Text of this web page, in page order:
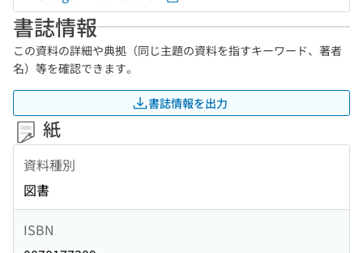
書誌情報
この資料の詳細や典拠（同じ主題の資料を指すキーワード、著者
名）等を確認できます。
書誌情報を出力
紙
資料種別
図書
ISBN